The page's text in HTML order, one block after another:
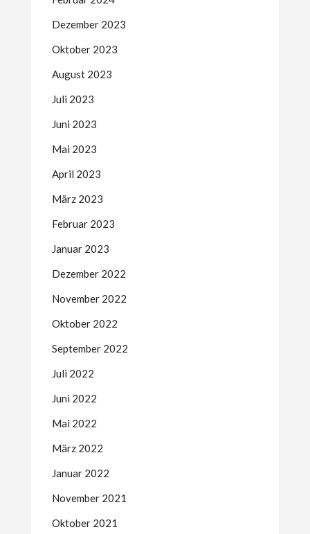
Dezember 2023
Oktober 2023
August 2023
Juli 2023
Juni 2023
Mai 2023
April 2023
März 2023
Februar 2023
Januar 2023
Dezember 2022
November 2022
Oktober 2022
September 2022
Juli 2022
Juni 2022
Mai 2022
März 2022
Januar 2022
November 2021
Oktober 2021